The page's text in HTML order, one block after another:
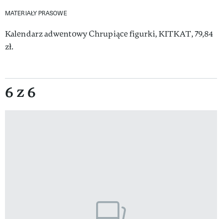
MATERIAŁY PRASOWE
Kalendarz adwentowy Chrupiące figurki, KITKAT, 79,84
zł.
6 z 6